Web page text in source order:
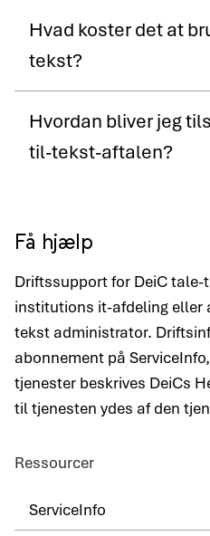
Hvad koster det at
tekst?
Hvordan bliver jeg
til-tekst-aftalen?
Få hjælp
Driftssupport for DeiC
institutions it-afdeling eller
tekst administrator.
abonnement på
tjenester beskrives DeiCs
til tjenesten ydes af den
Ressourcer
ServiceInfo